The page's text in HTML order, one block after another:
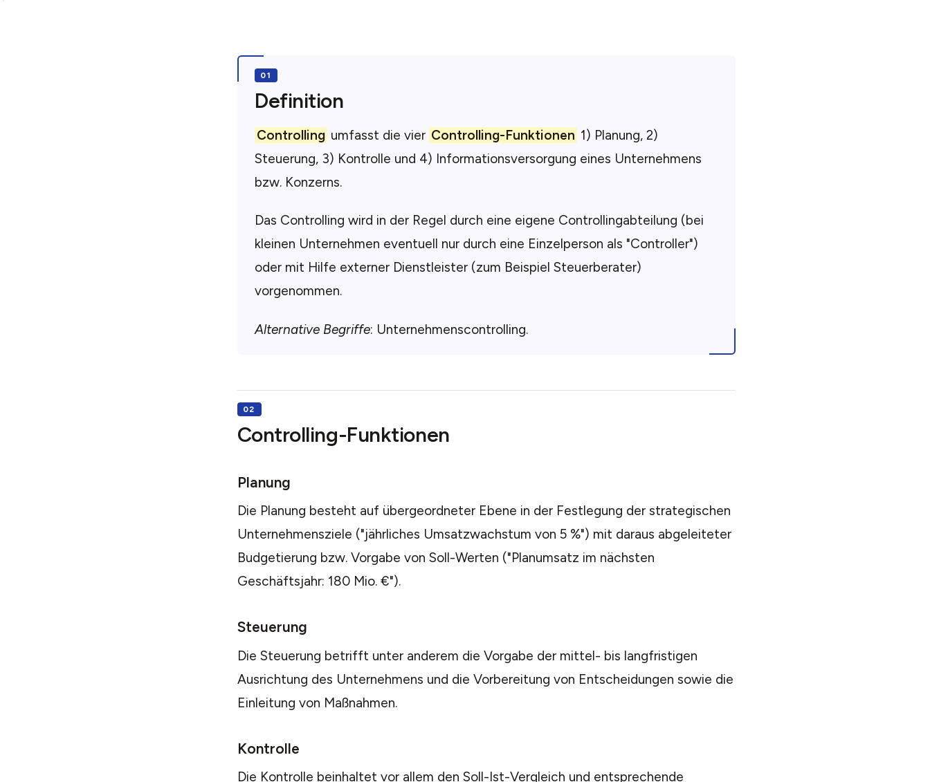
Definition
Controlling umfasst die vier Controlling-Funktionen 1) Planung, 2)
Steuerung, 3) Kontrolle und 4) Informationsversorgung eines Unternehmens
bzw. Konzerns.
Das Controlling wird in der Regel durch eine eigene Controllingabteilung (bei
kleinen Unternehmen eventuell nur durch eine Einzelperson als "Controller")
oder mit Hilfe externer Dienstleister (zum Beispiel Steuerberater)
vorgenommen.
Alternative Begriffe: Unternehmenscontrolling.
Controlling-Funktionen
Planung
Die Planung besteht auf übergeordneter Ebene in der Festlegung der strategischen
Unternehmensziele ("jährliches Umsatzwachstum von 5 %") mit daraus abgeleiteter
Budgetierung bzw. Vorgabe von Soll-Werten ("Planumsatz im nächsten
Geschäftsjahr: 180 Mio. €").
Steuerung
Die Steuerung betrifft unter anderem die Vorgabe der mittel- bis langfristigen
Ausrichtung des Unternehmens und die Vorbereitung von Entscheidungen sowie die
Einleitung von Maßnahmen.
Kontrolle
Die Kontrolle beinhaltet vor allem den Soll-Ist-Vergleich und entsprechende